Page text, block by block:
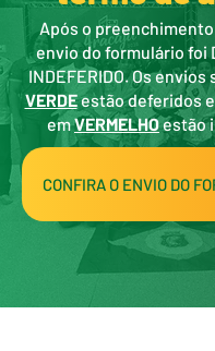
Após o
envio do formulário foi
INDEFERIDO. Os
VERDEestão deferidos
emVERMELHOestão
CONFIRA O ENVIO DO